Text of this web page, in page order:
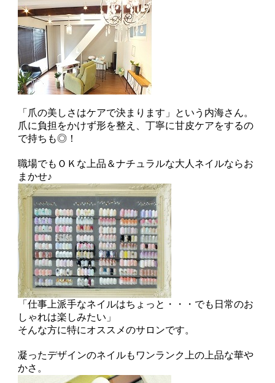
「爪の美しさはケアで決まります」という内海さん。
爪に負担をかけず形を整え、丁寧に甘皮ケアをするの
で持ちも◎！
職場でもＯＫな上品＆ナチュラルな大人ネイルならお
まかせ♪
「仕事上派手なネイルはちょっと・・・でも日常のお
しゃれは楽しみたい」
そんな方に特にオススメのサロンです。
凝ったデザインのネイルもワンランク上の上品な華や
かさ。